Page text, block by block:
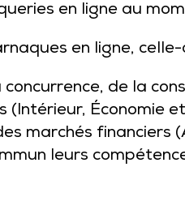
en ligne au
en ligne,
de la
(Intérieur, Économie
marchés financiers
leurs